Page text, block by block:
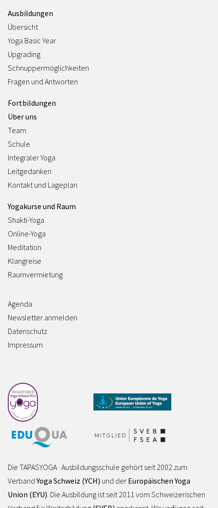
Ausbildungen
Übersicht
Yoga Basic Year
Upgrading
Schnuppermöglichkeiten
Fragen und Antworten
Fortbildungen
Über uns
Team
Schule
Integraler Yoga
Leitgedanken
Kontakt und Lageplan
Yogakurse und Raum
Shakti-Yoga
Online-Yoga
Meditation
Klangreise
Raumvermietung
Agenda
Newsletter anmelden
Datenschutz
Impressum
Die TAPASYOGA · Ausbildungsschule gehört seit 2002 zum
VerbandYoga Schweiz (YCH) und der Europäischen Yoga
Union (EYU) . Die Ausbildung ist seit 2011 vom Schweizerischen